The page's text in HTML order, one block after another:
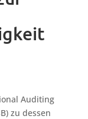
Auditing
zu dessen